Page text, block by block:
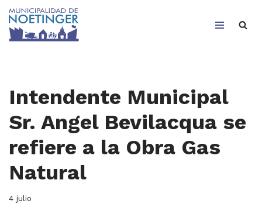
Saltar
Intendente Municipal
Sr. Angel Bevilacqua se
refiere a la Obra Gas
Natural
4 julio